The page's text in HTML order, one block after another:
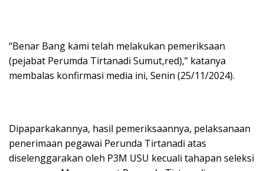
“Benar Bang kami telah melakukan pemeriksaan
(pejabat Perumda Tirtanadi Sumut,red),” katanya
membalas konfirmasi media ini, Senin (25/11/2024).
Dipaparkakannya, hasil pemeriksaannya, pelaksanaan
penerimaan pegawai Perunda Tirtanadi atas
diselenggarakan oleh P3M USU kecuali tahapan seleksi